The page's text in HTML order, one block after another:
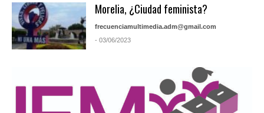
Morelia, ¿Ciudad feminista?
frecuenciamultimedia.adm@gmail.com
- 03/06/2023